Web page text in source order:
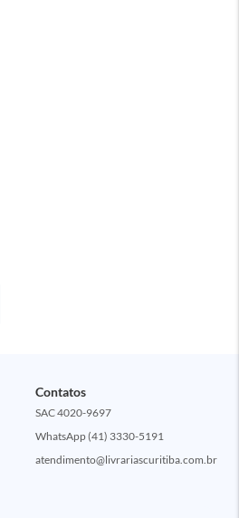
Contatos
SAC 4020-9697
WhatsApp (41) 3330-5191
atendimento@livrariascuritiba.com.br